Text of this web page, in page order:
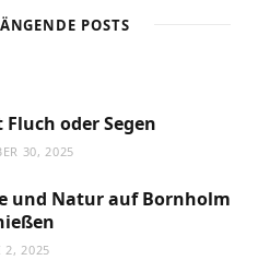
POSTS
oder Segen
30, 2025
und Natur auf Bornholm
2, 2025